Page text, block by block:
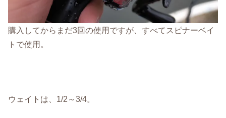
購入してからまだ3回の使用ですが、すべてスピナーベイ
トで使用。
ウェイトは、1/2～3/4。